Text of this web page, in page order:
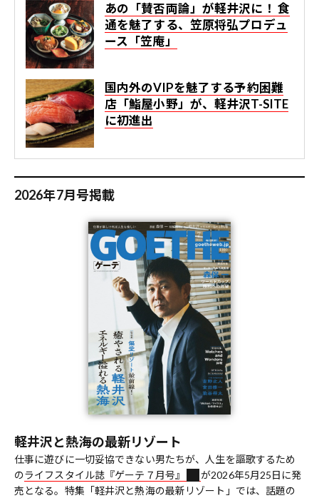
あの「賛否両論」が軽井沢に！ 食
通を魅了する、笠原将弘プロデュ
ース「笠庵」
国内外のVIPを魅了する予約困難
店「鮨屋小野」が、軽井沢T-SITE
に初進出
2026年7月号掲載
軽井沢と熱海の最新リゾート
仕事に遊びに一切妥協できない男たちが、人生を謳歌するため
のライフスタイル誌『ゲーテ７月号』
が2026年5月25日に発
売となる。特集「軽井沢と熱海の最新リゾート」では、話題の